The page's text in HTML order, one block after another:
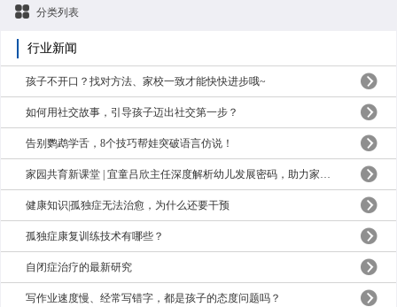
分类列表
行业新闻
孩子不开口？找对方法、家校一致才能快快进步哦~
如何用社交故事，引导孩子迈出社交第一步？
告别鹦鹉学舌，8个技巧帮娃突破语言仿说！
健康知识|孤独症无法治愈，为什么还要干预
孤独症康复训练技术有哪些？
自闭症治疗的最新研究
写作业速度慢、经常写错字，都是孩子的态度问题吗？